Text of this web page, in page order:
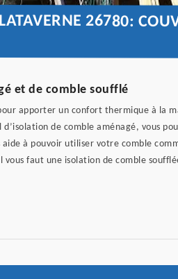
26780:
et de comble soufflé
apporter un confort thermique à la
de comble aménagé, vous
à pouvoir utiliser votre comble
faut une isolation de comble